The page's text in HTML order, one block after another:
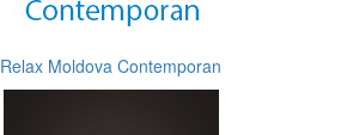
Relax Moldova Contemporan